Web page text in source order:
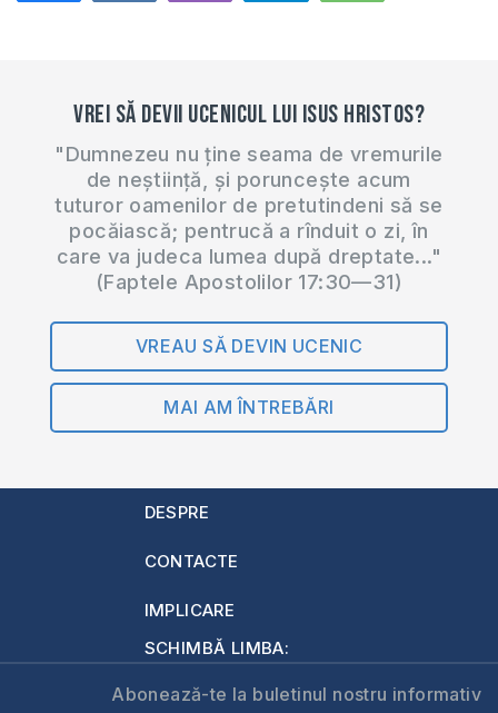
Vrei să devii ucenicul lui Isus Hristos?
"Dumnezeu nu ține seama de vremurile
de neștiință, și poruncește acum
tuturor oamenilor de pretutindeni să se
pocăiască; pentrucă a rînduit o zi, în
care va judeca lumea după dreptate..."
(Faptele Apostolilor 17:30—31)
VREAU SĂ DEVIN UCENIC
MAI AM ÎNTREBĂRI
DESPRE
CONTACTE
IMPLICARE
SCHIMBĂ LIMBA:
Abonează-te la buletinul nostru informativ